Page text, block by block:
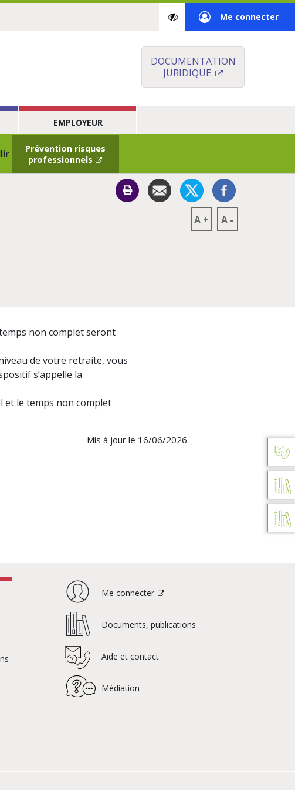
Paramètres
d’accessibilité
Me connecter
à
mon
espace
DOCUMENTATION
JURIDIQUE
AIDE
EMPLOYEUR
Prévention risques
professionnels
A + A -
non complet seront
de votre retraite, vous
s’appelle la
et le temps non complet
Mis à jour le 16/06/2026
Me connecter
Documents, publications
Aide et contact
Médiation